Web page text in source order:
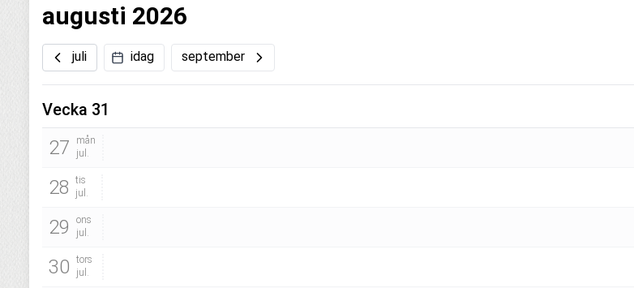
augusti 2026
juli idag september
Vecka 31
27
mån
jul.
28
tis
jul.
29
ons
jul.
30
tors
jul.